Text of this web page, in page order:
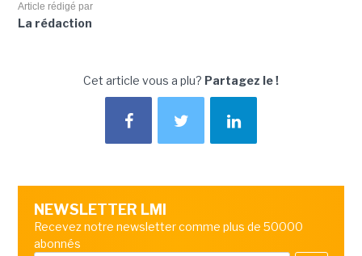
Article rédigé par
La rédaction
Cet article vous a plu? Partagez le !
NEWSLETTER LMI
Recevez notre newsletter comme plus de 50000
abonnés